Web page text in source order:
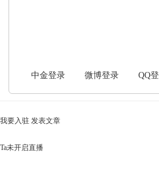
中金登录 微博登录 QQ
我要入驻 发表文章
Ta未开启直播